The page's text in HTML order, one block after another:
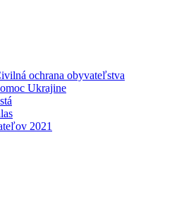
ochrana obyvateľstva
Ukrajine
2021